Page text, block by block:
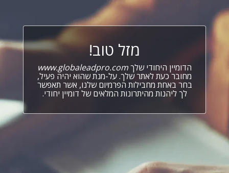
מזל טוב!
הדומיין היחודי שלךwww.globaleadpro.com
מחובר כעת לאתר שלך. על-מנת שהוא יהיה פעיל,
בחר באחת מחבילות הפרמיום שלנו, אשר תאפשר
לך ליהנות מהיתרונות המלאים של דומיין יחודי.